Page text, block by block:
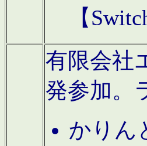
【
有限会社
発参加。
かりん